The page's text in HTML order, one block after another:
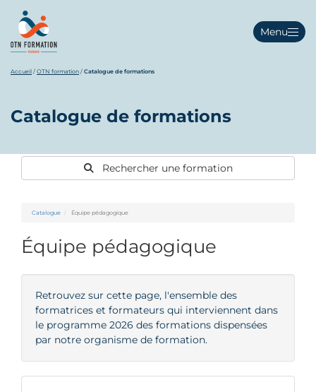
Menu
Accueil / OTN formation / Catalogue de formations
Catalogue de formations
Rechercher une formation
Catalogue Équipe pédagogique
Équipe pédagogique
Retrouvez sur cette page, l'ensemble des
formatrices et formateurs qui interviennent dans
le programme 2026 des formations dispensées
par notre organisme de formation.